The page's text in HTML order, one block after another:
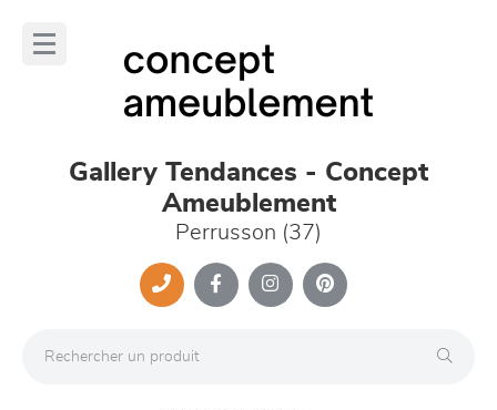
Gallery Tendances - Concept
Ameublement
Perrusson (37)